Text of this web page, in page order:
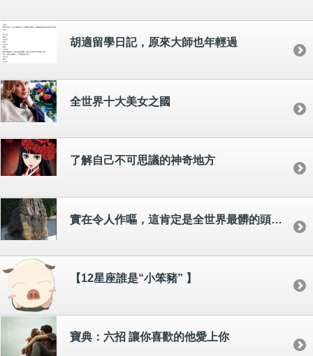
胡適留學日記，原來大師也年輕過
全世界十大美女之國
了解自己不可思議的神奇地方
實在令人作嘔，這肯定是全世界最髒的頭髮了......
【12星座誰是“小笨豬” 】
寶典：六招 讓你喜歡的他愛上你